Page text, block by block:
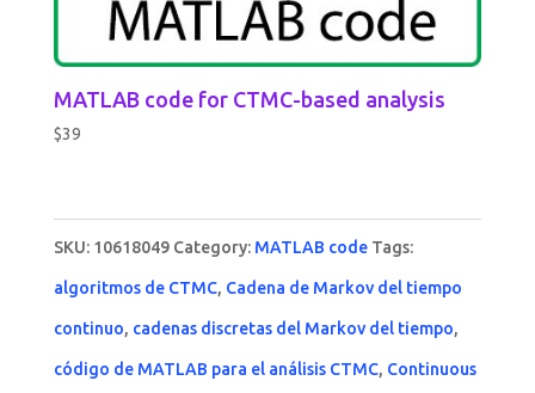
MATLAB code for CTMC-based analysis
$39
SKU: 10618049 Category: MATLAB code Tags:
algoritmos de CTMC, Cadena de Markov del tiempo
continuo, cadenas discretas del Markov del tiempo,
código de MATLAB para el análisis CTMC, Continuous